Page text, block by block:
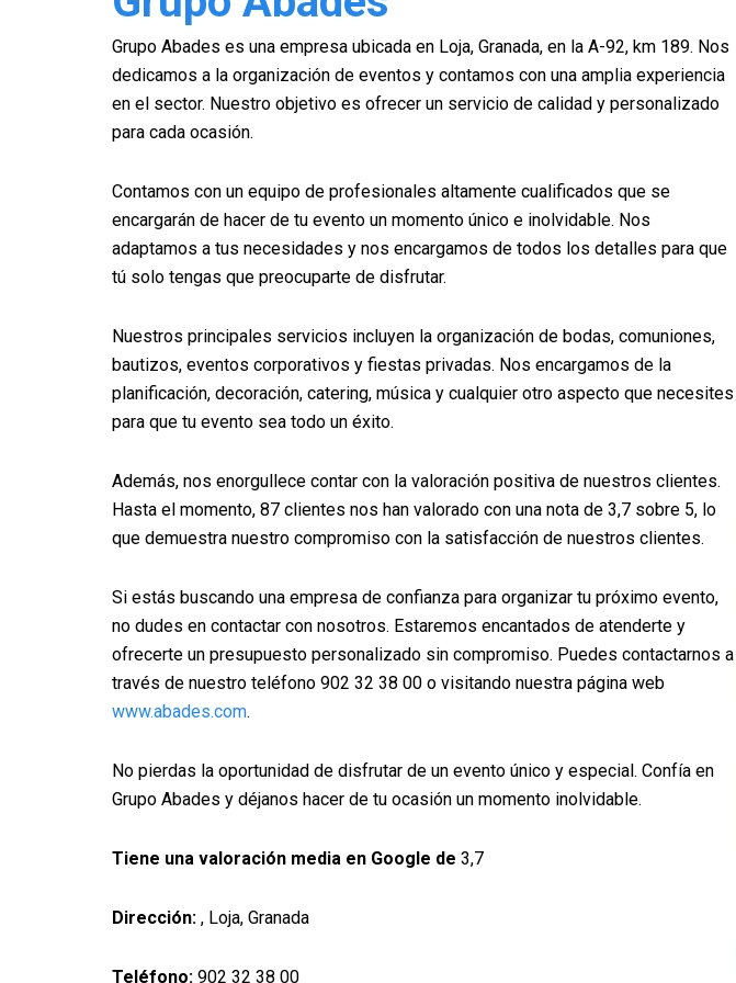
Grupo Abades es una empresa ubicada en Loja, Granada, en la A-92, km 189. Nos
dedicamos a la organización de eventos y contamos con una amplia experiencia
en el sector. Nuestro objetivo es ofrecer un servicio de calidad y personalizado
para cada ocasión.
Contamos con un equipo de profesionales altamente cualificados que se
encargarán de hacer de tu evento un momento único e inolvidable. Nos
adaptamos a tus necesidades y nos encargamos de todos los detalles para que
tú solo tengas que preocuparte de disfrutar.
Nuestros principales servicios incluyen la organización de bodas, comuniones,
bautizos, eventos corporativos y fiestas privadas. Nos encargamos de la
planificación, decoración, catering, música y cualquier otro aspecto que necesites
para que tu evento sea todo un éxito.
Además, nos enorgullece contar con la valoración positiva de nuestros clientes.
Hasta el momento, 87 clientes nos han valorado con una nota de 3,7 sobre 5, lo
que demuestra nuestro compromiso con la satisfacción de nuestros clientes.
Si estás buscando una empresa de confianza para organizar tu próximo evento,
no dudes en contactar con nosotros. Estaremos encantados de atenderte y
ofrecerte un presupuesto personalizado sin compromiso. Puedes contactarnos a
través de nuestro teléfono 902 32 38 00 o visitando nuestra página web
www.abades.com.
No pierdas la oportunidad de disfrutar de un evento único y especial. Confía en
Grupo Abades y déjanos hacer de tu ocasión un momento inolvidable.
Tiene una valoración media en Google de 3,7
Dirección: , Loja, Granada
Teléfono: 902 32 38 00